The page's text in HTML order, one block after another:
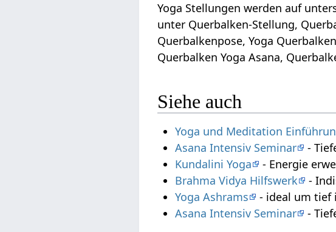
Yoga Stellungen werden auf
unter Querbalken-Stellung,
Querbalkenpose, Yoga
Querbalken Yoga Asana,
Siehe auch
Yoga und Meditation
Asana Intensiv Seminar
-
Kundalini Yoga
- Energie
Brahma Vidya Hilfswerk
-
Yoga Ashrams
- ideal um tief
Asana Intensiv Seminar
-